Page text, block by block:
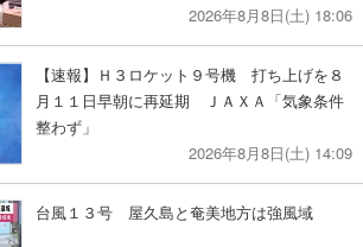
2026年8月8日(土) 18:06
【速報】Ｈ３ロケット９号機 打ち上げを８
月１１日早朝に再延期 ＪＡＸＡ「気象条件
整わず」
2026年8月8日(土) 14:09
台風１３号 屋久島と奄美地方は強風域